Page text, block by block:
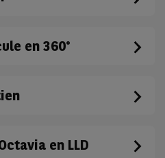
en 360°
en LLD